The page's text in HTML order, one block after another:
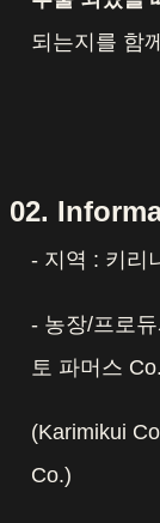
되는지를 함
02.
- 지역 : 키리
- 농장/프로
토 파머스 Co.
(Karimikui
Co.)